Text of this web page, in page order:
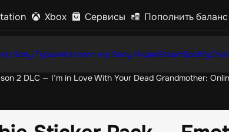
Xbox Сервисы Пополнить баланс
Sony ТурцияКаталог игр Sony ИндияSteamSpotify
2 DLC — I’m in Love With Your Dead Grandmother: